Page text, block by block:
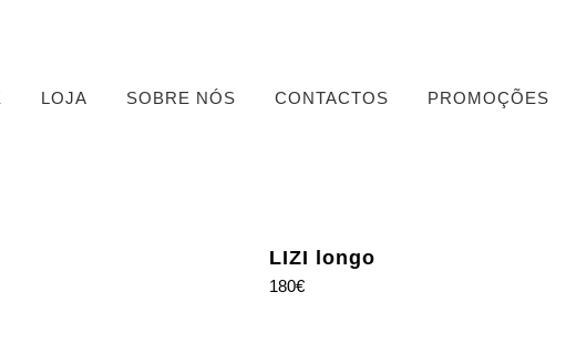
LOJA SOBRE NÓS CONTACTOS PROMOÇÕES
LIZI longo
180€